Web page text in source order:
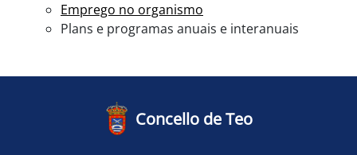
Emprego no organismo
Plans e programas anuais e interanuais
Concello de Teo